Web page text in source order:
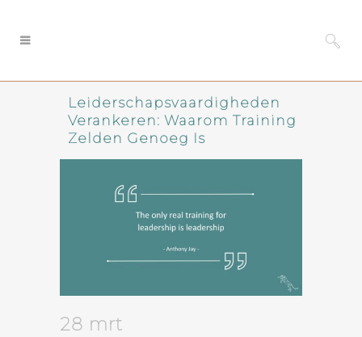
Leiderschapsvaardigheden
Verankeren: Waarom Training
Zelden Genoeg Is
28 mrt